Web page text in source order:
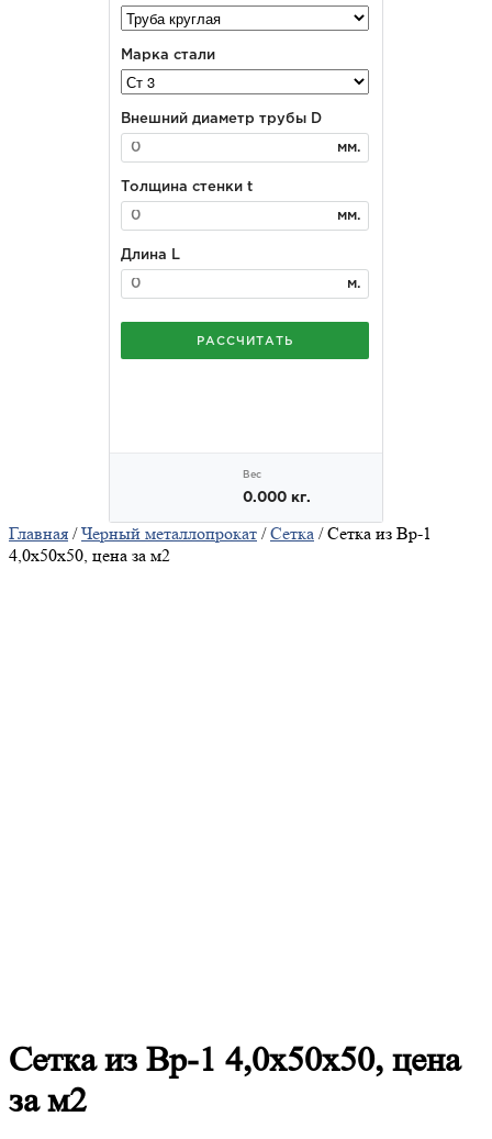
Главная /Черный металлопрокат /Сетка / Сетка из Вр-1
4,0х50х50, цена за м2
Сеткаиз Вр-1 4,0х50х50, цена
за м2